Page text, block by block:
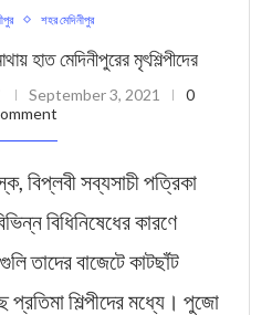
শহর মেদিনীপুর
হাত মেদিনীপুরের মৃৎশিল্পীদের
September 3, 2021
0
সব্যসাচী পত্রিকা
বিধিনিষেধের কারণে
তাদের বাজেটে কাটছাঁট
প্রতিমা শিল্পীদের মধ্যে। পুজো